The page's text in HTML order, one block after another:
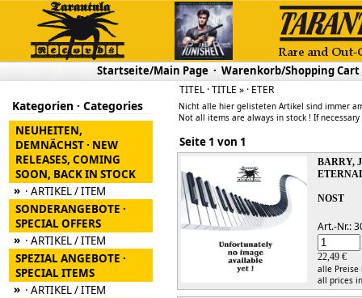
Startseite/Main Page · Warenkorb/Shopping Cart
Kategorien · Categories
NEUHEITEN,
DEMNÄCHST · NEW
RELEASES, COMING
SOON, BACK IN STOCK
» · ARTIKEL / ITEM
SONDERANGEBOTE ·
SPECIAL OFFERS
» · ARTIKEL / ITEM
SPEZIAL ANGEBOTE ·
SPECIAL ITEMS
» · ARTIKEL / ITEM
TITEL · TITLE » · ETER
Nicht alle hier gelisteten Artikel sind immer
Not all items are always in stock ! If
Seite 1 von 1
BARRY,
NOST
Art.-Nr.:
22,49 €
alle
all prices